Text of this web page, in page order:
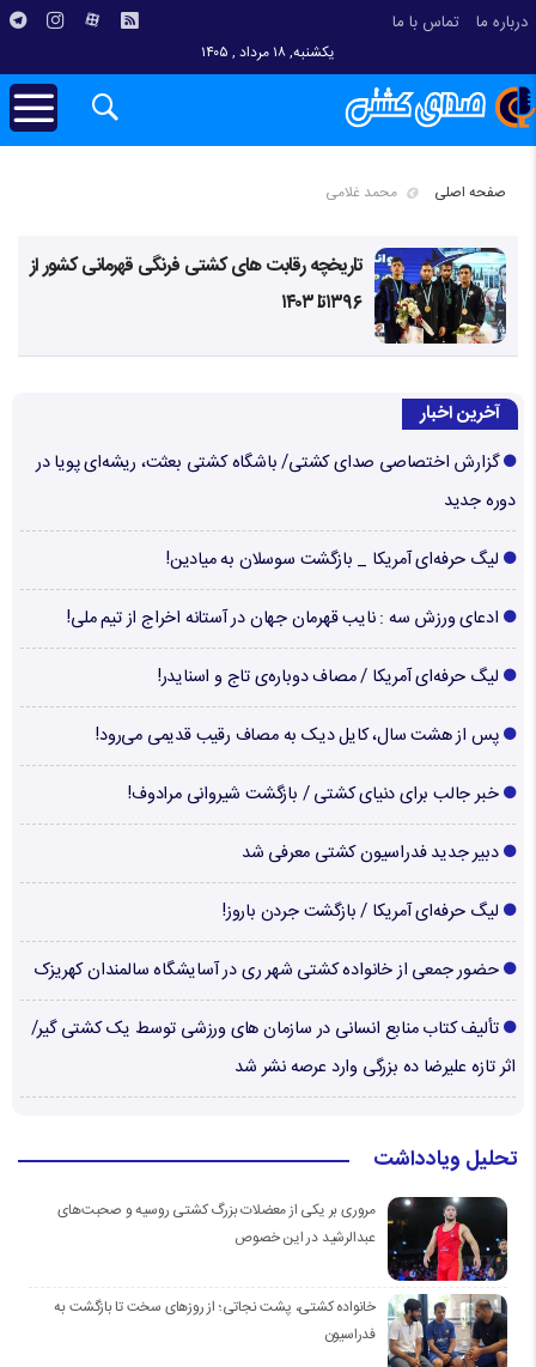
درباره ما تماس با ما
یکشنبه, ۱۸ مرداد , ۱۴۰۵
صفحه اصلی محمد غلامی
تاریخچه رقابت های کشتی فرنگی قهرمانی کشور از
۱۳۹۶تا ۱۴۰۳
آخرین اخبار
گزارش اختصاصی صدای کشتی/ باشگاه کشتی بعثت، ریشه‌ای پویا در
دوره جدید
لیگ حرفه‌ای آمریکا _ بازگشت سوسلان به میادین!
ادعای ورزش سه : نایب قهرمان جهان در آستانه اخراج از تیم ملی!
لیگ حرفه‌ای آمریکا / مصاف دوباره‌ی تاج و اسنایدر!
پس از هشت سال، کایل دیک به مصاف رقیب قدیمی می‌رود!
خبر جالب برای دنیای کشتی / بازگشت شیروانی مرادوف!
دبیر جدید فدراسیون کشتی معرفی شد
لیگ حرفه‌ای آمریکا / بازگشت جردن باروز!
حضور جمعی از خانواده کشتی شهر ری در آسایشگاه سالمندان کهریزک
تألیف کتاب منابع انسانی در سازمان های ورزشی توسط یک کشتی گیر/
اثر تازه علیرضا ده بزرگی وارد عرصه نشر شد
تحلیل ویادداشت
مروری بر یکی از معضلات بزرگ کشتی روسیه و صحبت‌های
عبدالرشید در این خصوص
خانواده کشتی، پشت نجاتی؛ از روزهای سخت تا بازگشت به
فدراسیون